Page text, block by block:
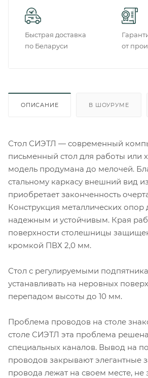
Быстрая доставка
по Беларуси
от
ОПИСАНИЕ В ШОУРУМЕ
Стол СИЭТЛ — современный
письменный стол для работы или
модель продумана до мелочей.
стальному каркасу внешний вид
приобретает законченность
Конструкция металлических опор
надежным и устойчивым. Края
поверхности столешницы
кромкой ПВХ 2,0 мм.
Стол с регулируемыми
устанавливать на неровных
перепадом высоты до 10 мм.
Проблема проводов на столе
столе СИЭТЛ эта проблема
специальных каналов. Вывод на
проводов закрывают элегантные
провода лежат на своем месте,